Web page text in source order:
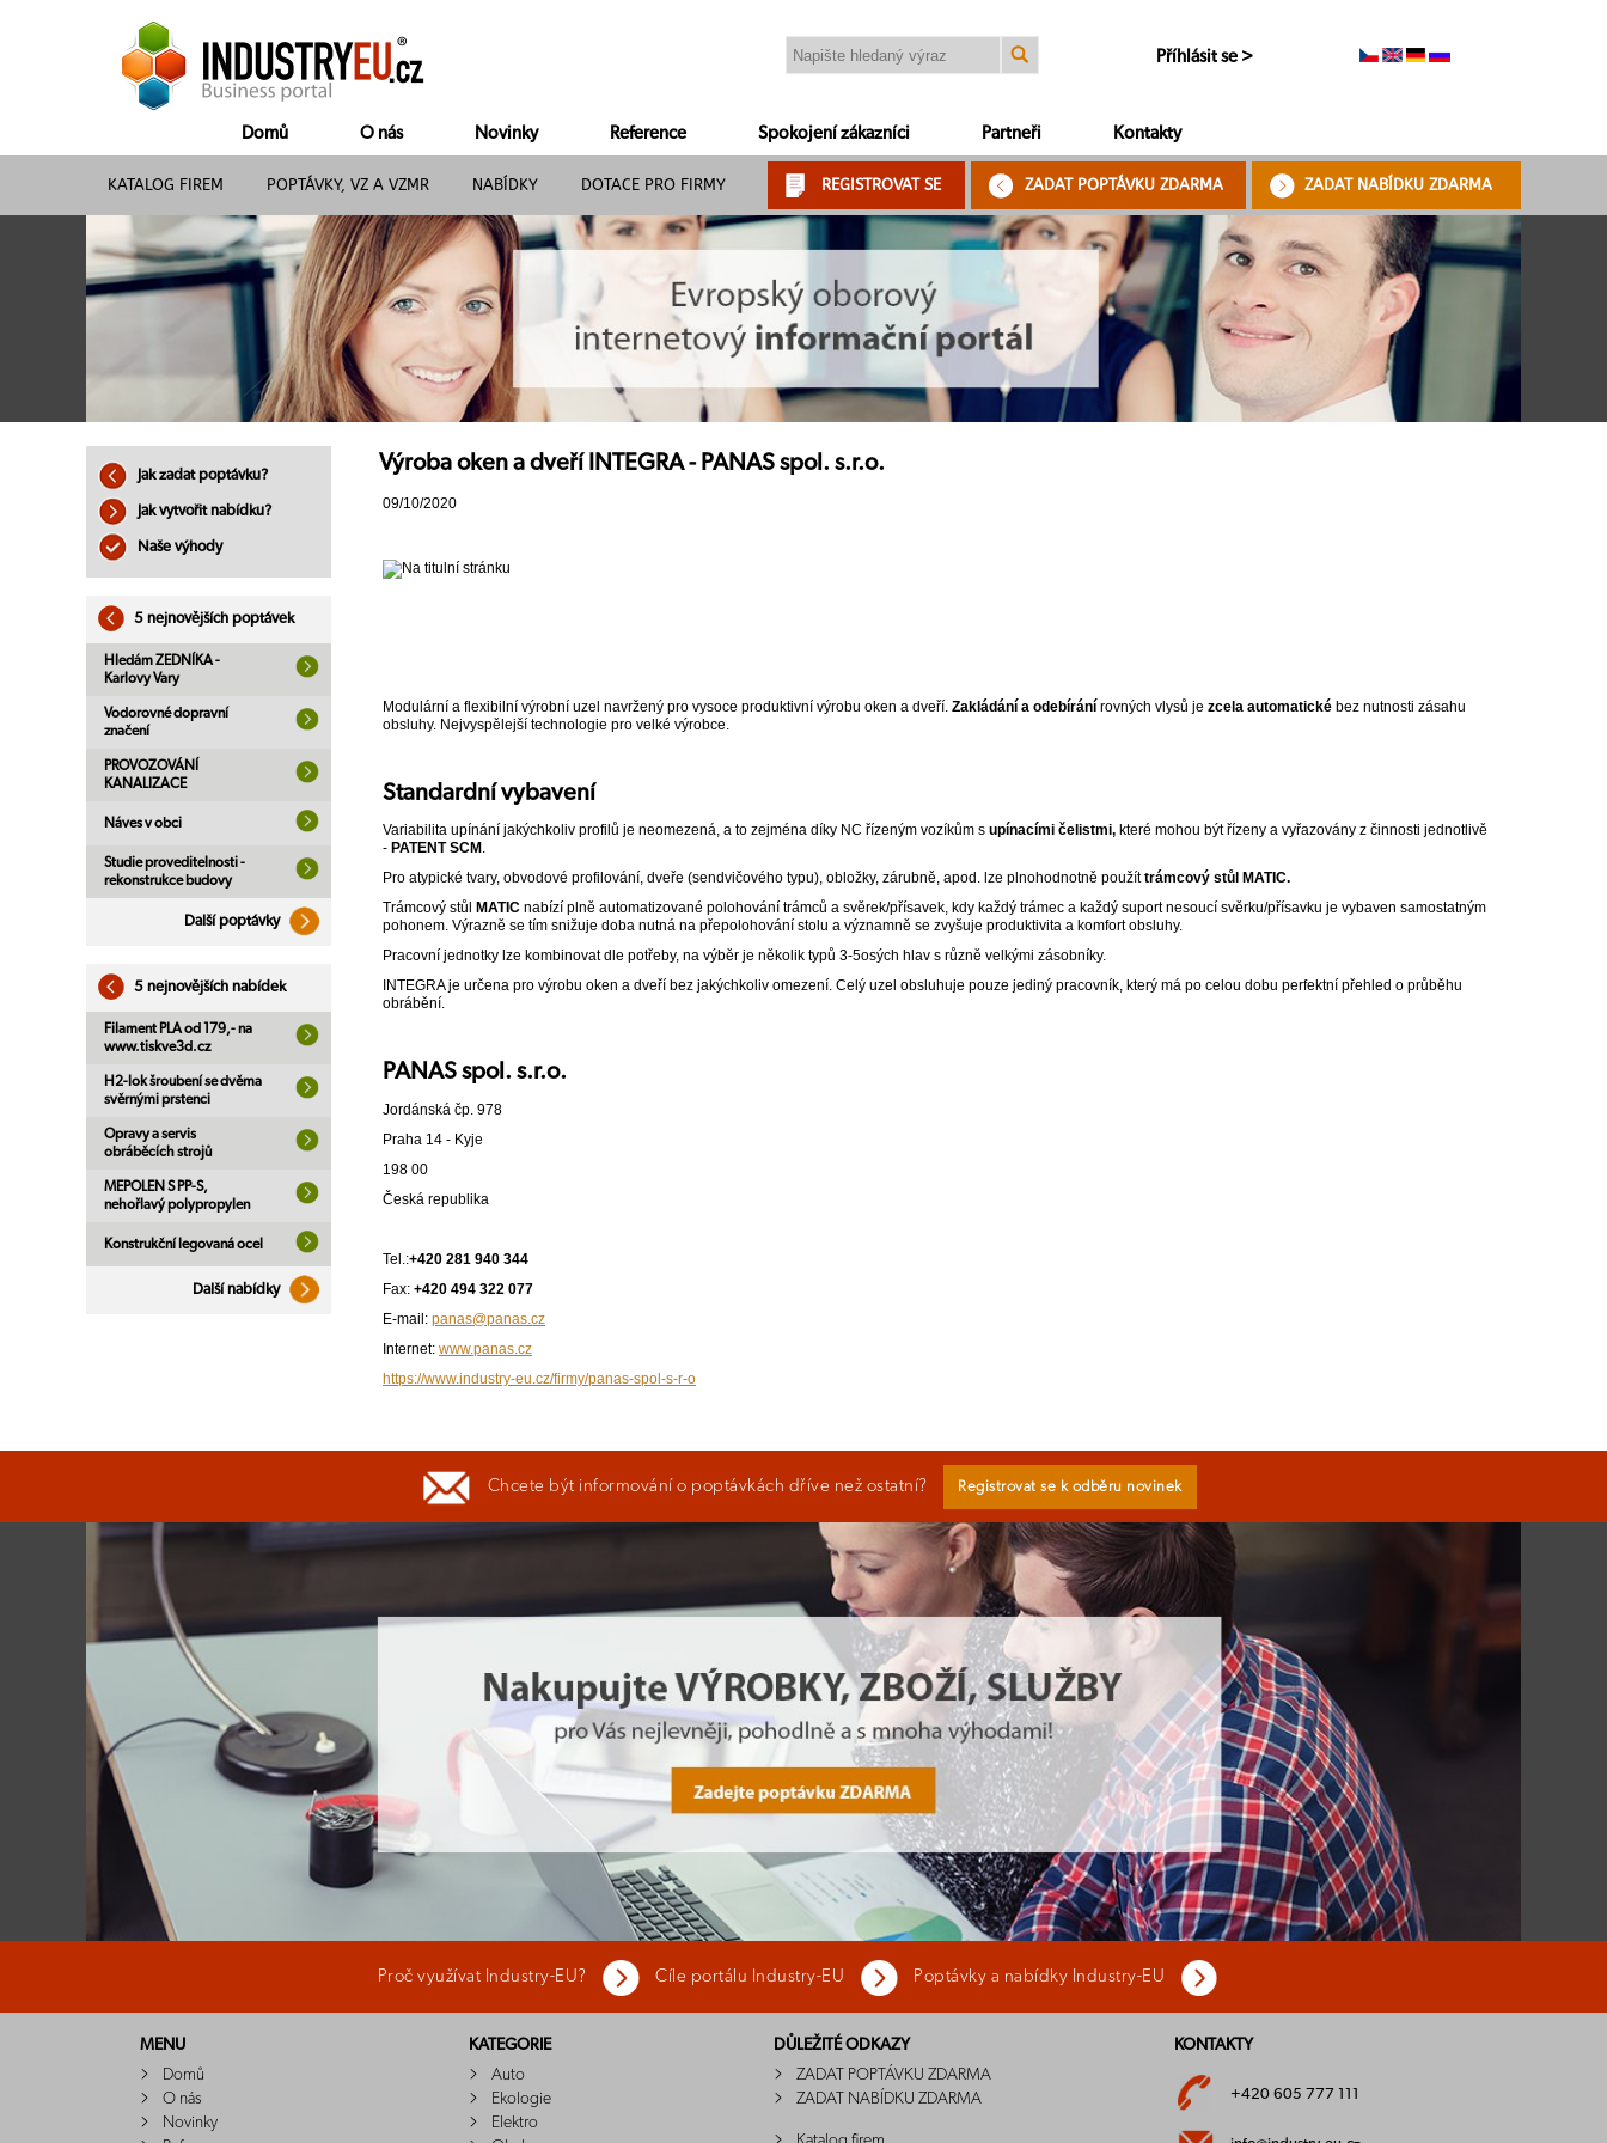
Příhlásit se >
Domů O nás Novinky Reference Spokojení zákazníci Partneři Kontakty
KATALOG FIREM POPTÁVKY, VZ A VZMR NABÍDKY DOTACE PRO FIRMY REGISTROVAT SE ZADAT POPTÁVKU ZDARMA ZADAT NABÍDKU ZDARMA
Jak zadat poptávku?
Jak vytvořit nabídku?
Naše výhody
5 nejnovějších poptávek
Hledám ZEDNÍKA -
Karlovy Vary
Vodorovné dopravní
značení
PROVOZOVÁNÍ
KANALIZACE
Náves v obci
Studie proveditelnosti -
rekonstrukce budovy
Další poptávky
5 nejnovějších nabídek
Filament PLA od 179,- na
www.tiskve3d.cz
H2-lok šroubení se dvěma
svěrnými prstenci
Opravy a servis
obráběcích strojů
MEPOLEN S PP-S,
nehořlavý polypropylen
Konstrukční legovaná ocel
Další nabídky
Výroba oken a dveří INTEGRA - PANAS spol. s.r.o.
09/10/2020
Modulární a flexibilní výrobní uzel navržený pro vysoce produktivní výrobu oken a dveří. Zakládání a odebírání rovných vlysů je zcela automatické bez nutnosti zásahu
obsluhy. Nejvyspělejší technologie pro velké výrobce.
Standardní vybavení
Variabilita upínání jakýchkoliv profilů je neomezená, a to zejména díky NC řízeným vozíkům s upínacími čelistmi, které mohou být řízeny a vyřazovány z činnosti jednotlivě
- PATENT SCM .
Pro atypické tvary, obvodové profilování, dveře (sendvičového typu), obložky, zárubně, apod. lze plnohodnotně použíttrámcový stůl MATIC.
Trámcový stůl
MATIC nabízí plně automatizované polohování trámců a svěrek/přísavek, kdy každý trámec a každý suport nesoucí svěrku/přísavku je vybaven samostatným
pohonem. Výrazně se tím snižuje doba nutná na přepolohování stolu a významně se zvyšuje produktivita a komfort obsluhy.
Pracovní jednotky lze kombinovat dle potřeby, na výběr je několik typů 3-5osých hlav s různě velkými zásobníky.
INTEGRA je určena pro výrobu oken a dveří bez jakýchkoliv omezení. Celý uzel obsluhuje pouze jediný pracovník, který má po celou dobu perfektní přehled o průběhu
obrábění.
PANAS spol. s.r.o.
Jordánská čp. 978
Praha 14 - Kyje
198 00
Česká republika
Tel.:+420 281 940 344
Fax: +420 494 322 077
E-mail: panas@panas.cz
Internet: www.panas.cz
https://www.industry-eu.cz/firmy/panas-spol-s-r-o
Chcete být informování o poptávkách dříve než ostatní? Registrovat se k odběru novinek
Proč využívat Industry-EU? Cíle portálu Industry-EU Poptávky a nabídky Industry-EU
MENU
Domů
O nás
Novinky
KATEGORIE
Auto
Ekologie
Elektro
DŮLEŽITÉ ODKAZY
ZADAT POPTÁVKU ZDARMA
ZADAT NABÍDKU ZDARMA
KONTAKTY
+420 605 777 111